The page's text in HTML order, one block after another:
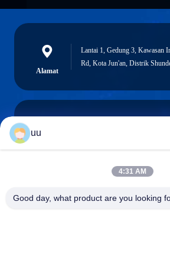
Alamat
Lantai 1, Gedung 3, Kawasan
Rd, Kota Jun'an, Distrik
Surel
uu
4:31 AM
Good day, what product are you looking